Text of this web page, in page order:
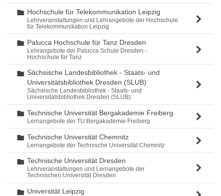
Ordner
Hochschule für Telekommunikation Leipzig
Lehrveranstaltungen und Lehrangebote der Hochschule
für Telekommunikation Leipzig
Ordner
Palucca Hochschule für Tanz Dresden
Lehrangebote der Palucca Schule Dresden -
Hochschule für Tanz
Ordner
Sächsische Landesbibliothek - Staats- und
Universitätsbibliothek Dresden (SLUB)
Sächsische Landesbibliothek - Staats- und
Universitätsbibliothek Dresden (SLUB)
Ordner
Technische Universität Bergakademie Freiberg
Lernangebote der TU Bergakademie Freiberg
Ordner
Technische Universität Chemnitz
Lernangebote der Technische Universität Chemnitz
Ordner
Technische Universität Dresden
Lehrveranstaltungen und Lernangebote der
Technischen Universität Dresden
Ordner
Universität Leipzig